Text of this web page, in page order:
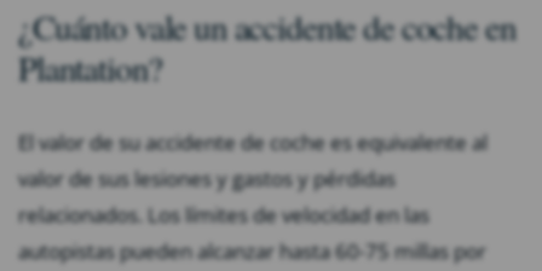
¿Cuánto vale un accidente de coche en
Plantation?
El valor de su accidente de coche es equivalente al
valor de sus lesiones y gastos y pérdidas
relacionados. Los límites de velocidad en las
autopistas pueden alcanzar hasta 60-75 millas por